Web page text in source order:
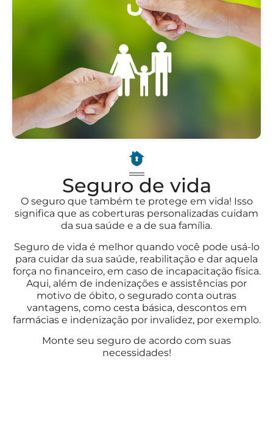
Seguro de vida
O seguro que também te protege em vida! Isso
significa que as coberturas personalizadas cuidam
da sua saúde e a de sua família.
Seguro de vida é melhor quando você pode usá-lo
para cuidar da sua saúde, reabilitação e dar aquela
força no financeiro, em caso de incapacitação física.
Aqui, além de indenizações e assistências por
motivo de óbito, o segurado conta outras
vantagens, como cesta básica, descontos em
farmácias e indenização por invalidez, por exemplo.
Monte seu seguro de acordo com suas
necessidades!